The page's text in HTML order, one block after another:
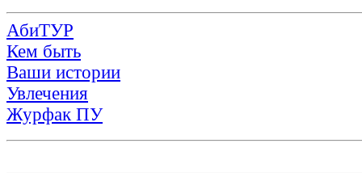
АбиТУР
Кем быть
Ваши истории
Увлечения
Журфак ПУ